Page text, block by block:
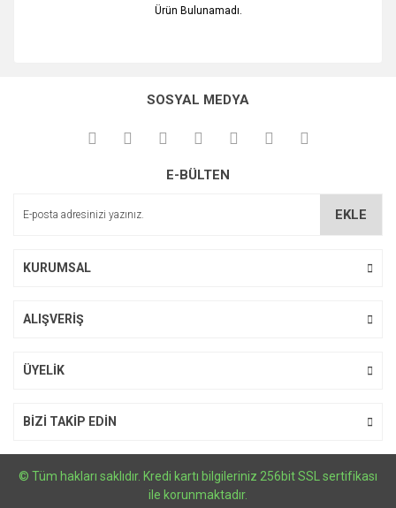
Ürün Bulunamadı.
SOSYAL MEDYA
E-BÜLTEN
EKLE
KURUMSAL
ALIŞVERİŞ
ÜYELİK
BİZİ TAKİP EDİN
© Tüm hakları saklıdır. Kredi kartı bilgileriniz 256bit SSL sertifikası
ile korunmaktadır.